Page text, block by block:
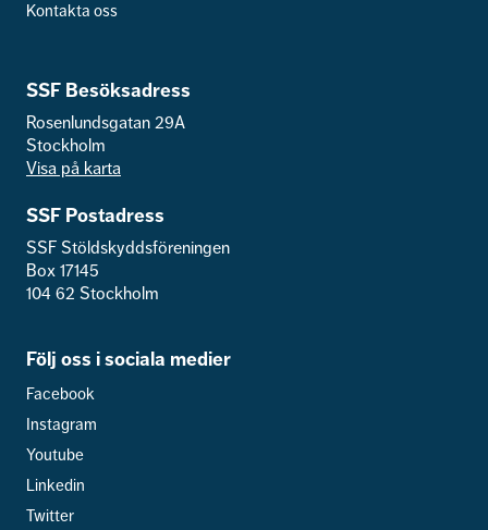
Kontakta oss
SSF Besöksadress
Rosenlundsgatan 29A
Stockholm
Visa på karta
SSF Postadress
SSF Stöldskyddsföreningen
Box 17145
104 62 Stockholm
Följ oss i sociala medier
Facebook
Instagram
Youtube
Linkedin
Twitter